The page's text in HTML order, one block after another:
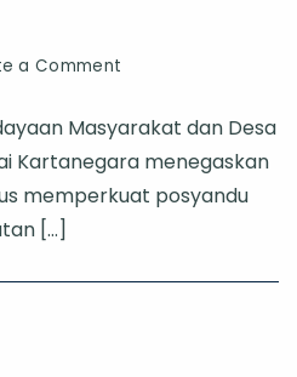
a Comment
Tengah
Efisiensi
Belanja
DPMD
Masyarakat dan Desa
Kartanegara menegaskan
memperkuat posyandu
[…]